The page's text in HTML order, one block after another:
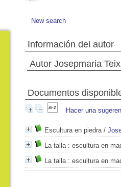
New search
Información del autor
Autor Josepmaria
Documentos
Hacer una
Escultura en piedra/
La talla: escultura en
La talla: escultura en